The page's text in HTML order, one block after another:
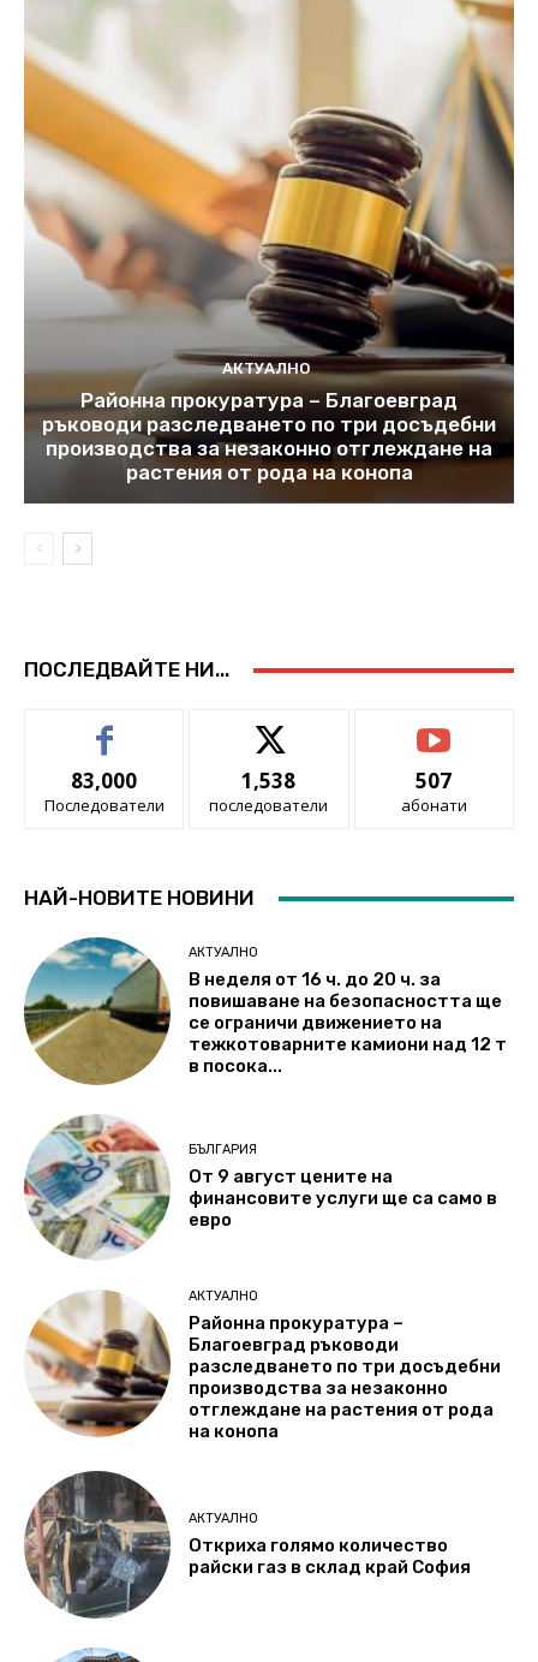
АКТУАЛНО
Районна прокуратура – Благоевград
ръководи разследването по три досъдебни
производства за незаконно отглеждане на
растения от рода на конопа
ПОСЛЕДВАЙТЕ НИ...
83,000
Последователи
1,538
последователи
507
абонати
НАЙ-НОВИТЕ НОВИНИ
АКТУАЛНО
В неделя от 16 ч. до 20 ч. за
повишаване на безопасността ще
се ограничи движението на
тежкотоварните камиони над 12 т
в посока...
БЪЛГАРИЯ
От 9 август цените на
финансовите услуги ще са само в
евро
АКТУАЛНО
Районна прокуратура –
Благоевград ръководи
разследването по три досъдебни
производства за незаконно
отглеждане на растения от рода
на конопа
АКТУАЛНО
Откриха голямо количество
райски газ в склад край София